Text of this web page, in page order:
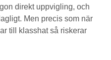
direkt uppvigling, och
Men precis som när
till klasshat så riskerar